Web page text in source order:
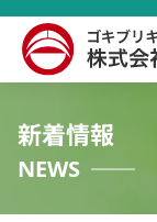
新着情報
NEWS